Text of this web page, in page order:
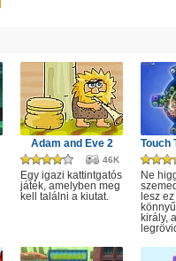
Adam and Eve 2
46K
Egy igazi kattintgatós
játék, amelyben meg
kell találni a kiutat.
Ne
lesz
király,